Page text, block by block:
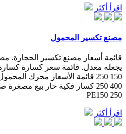
اقرأ أكثر
مصنع تكسير المحمول
قائمة أسعار مصنع تكسير الحجارة.
250 400 كسار فكية حار بيع
PE150 250
اقرأ أكثر